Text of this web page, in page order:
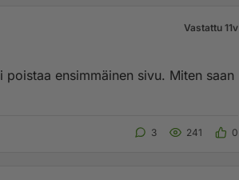
Vastattu 11v
ensimmäinen sivu. Miten saan
3 241 0